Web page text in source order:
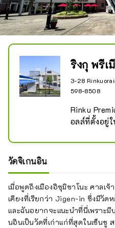
ริงกุ พรีเ
3-28
598-8508
Rinku
อลล์ที่ตั้งอยู่
เที่ยวขาเข้า
วัดจิเกนอิน
เมื่อพูดถึงเมืองอิซุมิซาโนะ ศาลเ
เคียงที่เรียกว่า Jigen-in ซึ่งมีวัด
และฉันอยากจะแนะนำที่นี่เพราะ
นอินเป็นวัดที่เก่าแก่ที่สุดในเซ็นชู